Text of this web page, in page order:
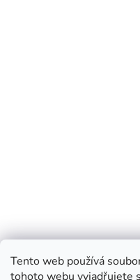
Tento web používá
tohoto webu vyjadřujete